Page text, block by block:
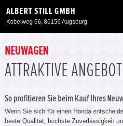
ALBERT STILL GMBH
Kobelweg 66, 86156 Augsburg
Neuwagen
Gebrauchtwagen
Angebote
NEUWAGEN
ATTRAKTIVE
So profitieren Sie beim Kauf Ihres
Wenn Sie sich für einen Honda
beste Qualität, höchste Zuverlässigkeit